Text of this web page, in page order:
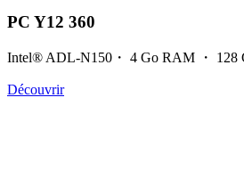
PC Y12 360
Intel® ADL-N150・ 4 Go RAM ・ 128
Découvrir